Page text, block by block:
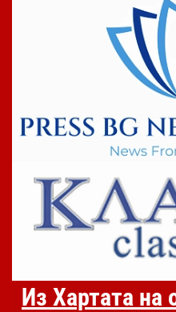
Из Хартата на